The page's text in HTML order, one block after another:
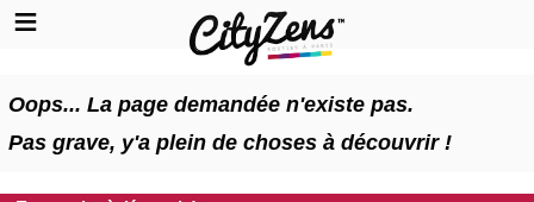
Oops... La page demandée n'existe pas.
Pas grave, y'a plein de choses à découvrir !